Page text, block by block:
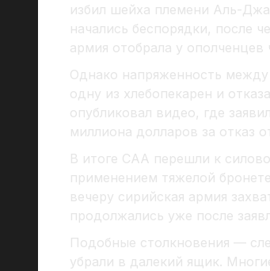
избил шейха племени Аль-
начались беспорядки, после
армия отобрала у ополченцев
Однако напряженность
одну из хлебопекарен и
опубликовал видео, где
миллиона долларов за отказ
В итоге САА перешли к
применением тяжелой
вечеру сирийская армия
продолжались уже после
Подобные столкновения —
убрали в далекий ящик.